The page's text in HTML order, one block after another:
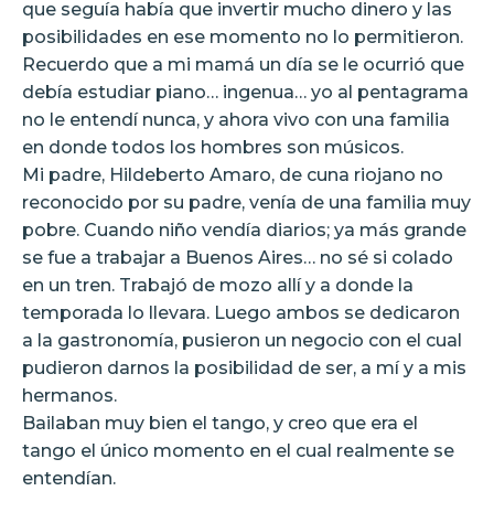
que seguía había que invertir mucho dinero y las
posibilidades en ese momento no lo permitieron.
Recuerdo que a mi mamá un día se le ocurrió que
debía estudiar piano… ingenua… yo al pentagrama
no le entendí nunca, y ahora vivo con una familia
en donde todos los hombres son músicos.
Mi padre, Hildeberto Amaro, de cuna riojano no
reconocido por su padre, venía de una familia muy
pobre. Cuando niño vendía diarios; ya más grande
se fue a trabajar a Buenos Aires… no sé si colado
en un tren. Trabajó de mozo allí y a donde la
temporada lo llevara. Luego ambos se dedicaron
a la gastronomía, pusieron un negocio con el cual
pudieron darnos la posibilidad de ser, a mí y a mis
hermanos.
Bailaban muy bien el tango, y creo que era el
tango el único momento en el cual realmente se
entendían.